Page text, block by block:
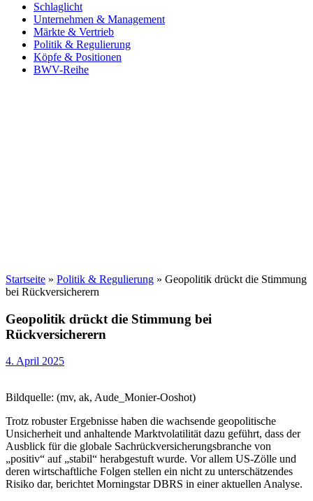
Schlaglicht
Unternehmen & Management
Märkte & Vertrieb
Politik & Regulierung
Köpfe & Positionen
BWV-Reihe
Startseite » Politik & Regulierung » Geopolitik drückt die Stimmung
bei Rückversicherern
Geopolitik drückt die Stimmung bei
Rückversicherern
4. April 2025
Bildquelle: (mv, ak, Aude_Monier-Ooshot)
Trotz robuster Ergebnisse haben die wachsende geopolitische
Unsicherheit und anhaltende Marktvolatilität dazu geführt, dass der
Ausblick für die globale Sachrückversicherungsbranche von
„positiv“ auf „stabil“ herabgestuft wurde. Vor allem US-Zölle und
deren wirtschaftliche Folgen stellen ein nicht zu unterschätzendes
Risiko dar, berichtet Morningstar DBRS in einer aktuellen Analyse.